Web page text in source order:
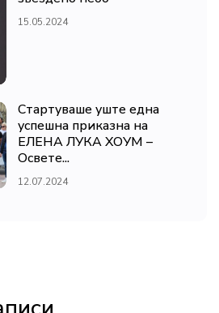
15.05.2024
Стартуваше уште една
успешна приказна на
ЕЛЕНА ЛУКА ХОУМ –
Освете...
12.07.2024